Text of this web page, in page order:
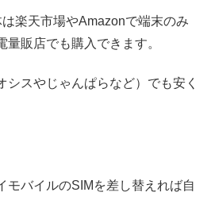
楽天市場やAmazonで端末のみ
量販店でも購入できます。
シスやじゃんぱらなど）でも安く
モバイルのSIMを差し替えれば自